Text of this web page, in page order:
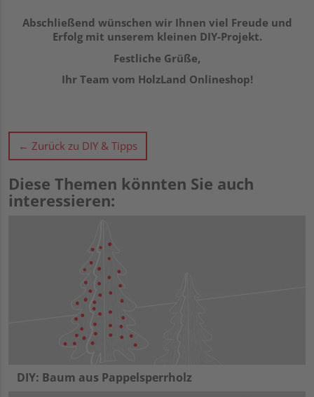
Abschließend wünschen wir Ihnen viel Freude und
Erfolg mit unserem kleinen DIY-Projekt.
Festliche Grüße,
Ihr Team vom HolzLand Onlineshop!
← Zurück zu DIY & Tipps
Diese Themen könnten Sie auch
interessieren:
DIY: Baum aus Pappelsperrholz